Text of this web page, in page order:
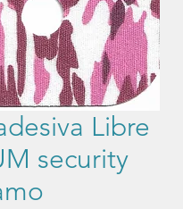
Libre
security